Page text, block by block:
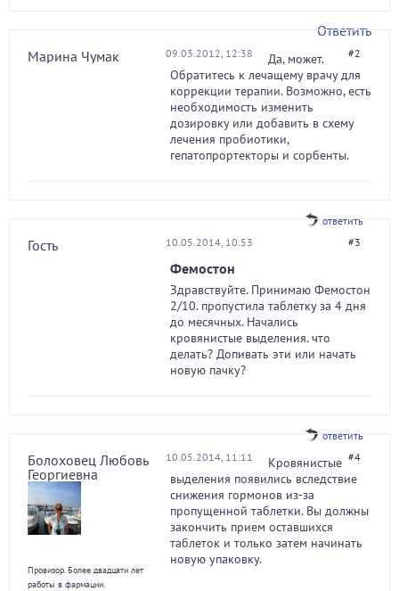
Ответить
Марина Чумак
09.03.2012, 12:38 #2
Да, может.
Обратитесь к лечащему врачу для
коррекции терапии. Возможно, есть
необходимость изменить
дозировку или добавить в схему
лечения пробиотики,
гепатопрортекторы и сорбенты.
ответить
Гость 10.05.2014, 10:53 #3
Фемостон
Здравствуйте. Принимаю Фемостон
2/10. пропустила таблетку за 4 дня
до месячных. Начались
кровянистые выделения. что
делать? Допивать эти или начать
новую пачку?
ответить
Болоховец Любовь
Георгиевна
Провизор. Более двадцати лет
работы в фармации.
10.05.2014, 11:11 #4
Кровянистые
выделения появились вследствие
снижения гормонов из-за
пропущенной таблетки. Вы должны
закончить прием оставшихся
таблеток и только затем начинать
новую упаковку.